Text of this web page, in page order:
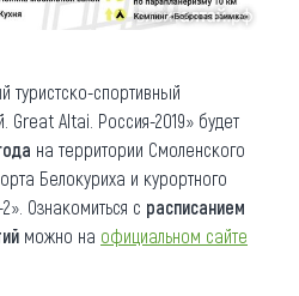
спортивный
Great Altai. Россия-2019» будет
на территории Смоленского
Белокуриха и курортного
Ознакомиться с расписанием
можно на официальном сайте